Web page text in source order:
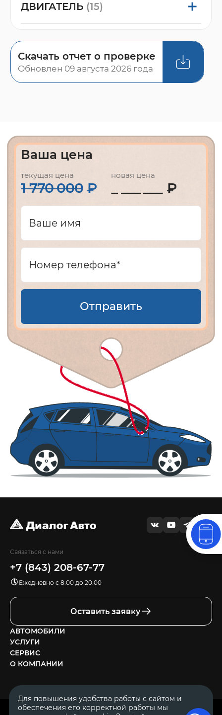
ДВИГАТЕЛЬ (15)
Скачать отчет о проверке
Обновлен 09 августа 2026 года
Ваша цена
текущая цена
1 770 000₽
новая цена
₽
Отправить
Связаться с нами
+7 (843) 208-67-77
Ежедневно с 8:00 до 20:00
Оставить заявку
АВТОМОБИЛИ
УСЛУГИ
СЕРВИС
О КОМПАНИИ
Для повышения удобства работы с сайтом и
обеспечения его корректной работы мы